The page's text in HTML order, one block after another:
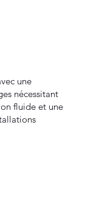
une
nécessitant
fluide et une